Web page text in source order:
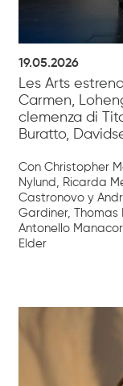
19.05.2026
Les Arts
Carmen,
clemenza di
Buratto,
Con Christopher
Nylund, Ricarda
Castronovo y
Gardiner, Thomas
Antonello
Elder